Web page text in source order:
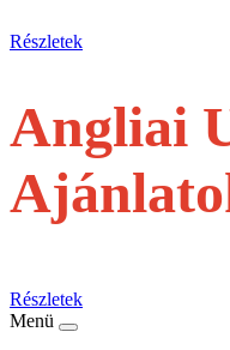
Részletek
Angliai
Részletek
Menü